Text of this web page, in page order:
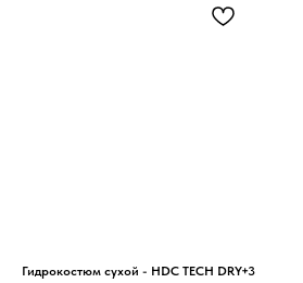
Гидрокостюм сухой - HDC TECH DRY+3